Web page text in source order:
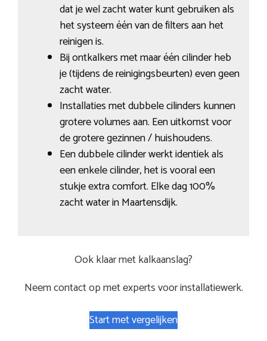
dat je wel zacht water kunt gebruiken als
het systeem één van de filters aan het
reinigen is.
Bij ontkalkers met maar één cilinder heb
je (tijdens de reinigingsbeurten) even geen
zacht water.
Installaties met dubbele cilinders kunnen
grotere volumes aan. Een uitkomst voor
de grotere gezinnen / huishoudens.
Een dubbele cilinder werkt identiek als
een enkele cilinder, het is vooral een
stukje extra comfort. Elke dag 100%
zacht water in Maartensdijk.
Ook klaar met kalkaanslag?
Neem contact op met experts voor installatiewerk.
Start met vergelijken